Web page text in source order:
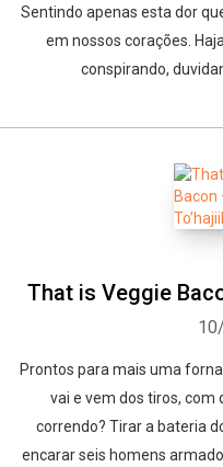
Sentindo apenas esta dor
em nossos corações.
conspirando,
That is Veggie
Prontos para mais uma
vai e vem dos tiros, com
correndo? Tirar a bateria
encarar seis homens